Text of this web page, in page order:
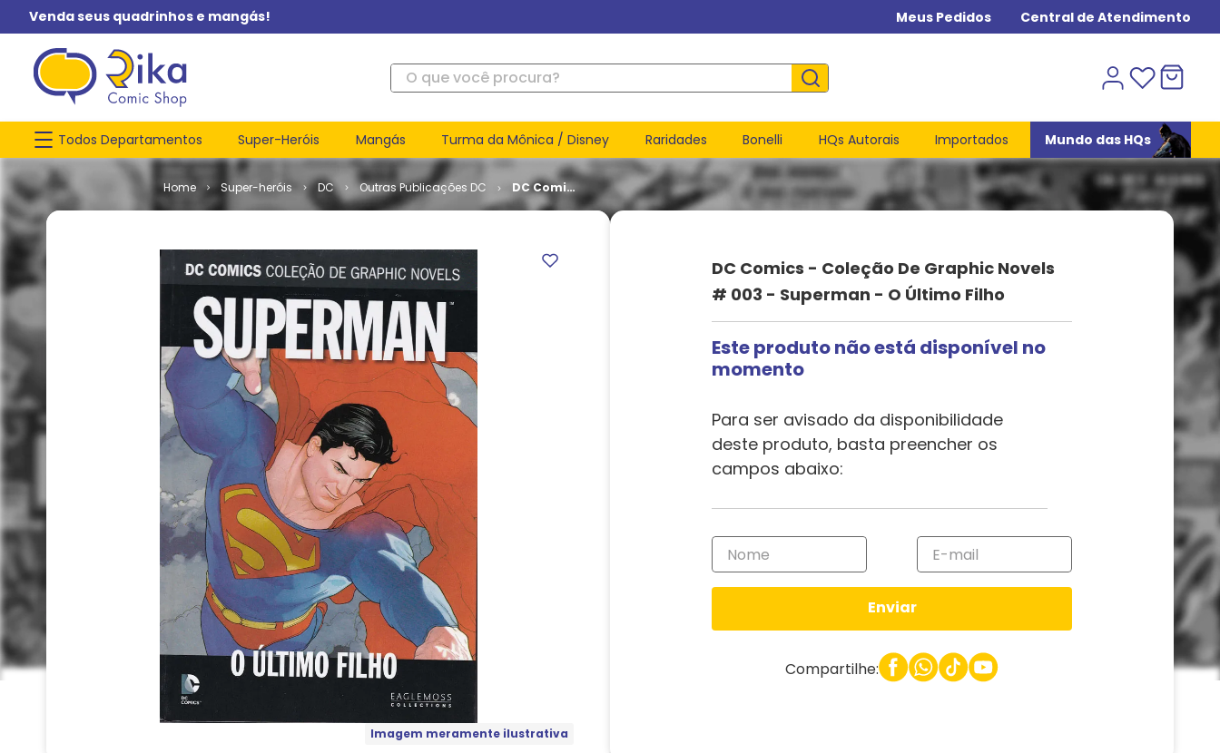
Venda seus quadrinhos e mangás! Meus Pedidos Central de Atendimento
O que você procura?
Todos Departamentos Super-Heróis Mangás Turma da Mônica / Disney Raridades Bonelli HQs Autorais Importados Mundo das HQs
Super-heróis DC Outras Publicações DC
DC Comics
- Coleção
003 -
Superman
Imagem meramente ilustrativa
DC Comics - Coleção De Graphic Novels
# 003 - Superman - O Último Filho
Este produto não está disponível no
momento
Para ser avisado da disponibilidade
deste produto, basta preencher os
campos abaixo:
Enviar
Compartilhe: